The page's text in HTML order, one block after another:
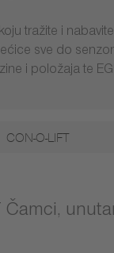
tražite i
sve do
i položaja te
CON-O-LIFT
Čamci,